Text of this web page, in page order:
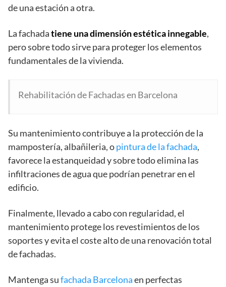
de una estación a otra.
La fachadatiene una dimensión estética innegable,
pero sobre todo sirve para proteger los elementos
fundamentales de la vivienda.
Rehabilitación de Fachadas en Barcelona
Su mantenimiento contribuye a la protección de la
mampostería, albañileria, opintura de la fachada,
favorece la estanqueidad y sobre todo elimina las
infiltraciones de agua que podrían penetrar en el
edificio.
Finalmente, llevado a cabo con regularidad, el
mantenimiento protege los revestimientos de los
soportes y evita el coste alto de una renovación total
de fachadas.
Mantenga sufachada Barcelonaen perfectas